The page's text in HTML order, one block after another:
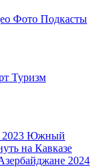
Фото Подкасты
Туризм
Южный
на Кавказе
2024